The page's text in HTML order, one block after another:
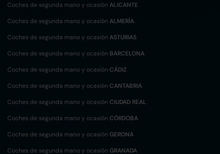
Coches de segunda mano y ocasión ALICANTE
Coches de segunda mano y ocasión ALMERÍA
Coches de segunda mano y ocasión ASTURIAS
Coches de segunda mano y ocasión BARCELONA
Coches de segunda mano y ocasión CÁDIZ
Coches de segunda mano y ocasión CANTABRIA
Coches de segunda mano y ocasión CIUDAD REAL
Coches de segunda mano y ocasión CÓRDOBA
Coches de segunda mano y ocasión GERONA
Coches de segunda mano y ocasión GRANADA